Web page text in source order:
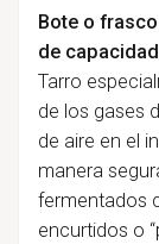
Bote o
de
Tarro
de los gases
de aire en el
manera
fermentados
encurtidos o “